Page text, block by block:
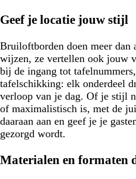
Geef je locatie jouw stijl
Bruiloftborden doen meer dan
wijzen, ze vertellen ook jouw
bij de ingang tot
tafelschikking: elk onderdeel
verloop van je dag. Of je stijl
of maximalistisch is, met de
daaraan aan en geef je je
gezorgd wordt.
Materialen en formaten